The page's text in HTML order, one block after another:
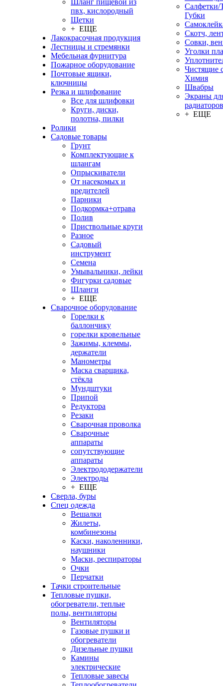
Шланг пищевой из
пвх, кислородный
Щетки
+ ЕЩЕ
Лакокрасочная продукция
Лестницы и стремянки
Мебельная фурнитура
Пожарное оборудование
Почтовые ящики,
ключницы
Резка и шлифование
Все для шлифовки
Круги, диски,
полотна, пилки
Ролики
Садовые товары
Грунт
Комплектующие к
шлангам
Опрыскиватели
От насекомых и
вредителей
Парники
Подкормка+отрава
Полив
Приствольные круги
Разное
Садовый
инструмент
Семена
Умывальники, лейки
Фигурки садовые
Шланги
+ ЕЩЕ
Сварочное оборудование
Горелки к
баллончику
горелки кровельные
Зажимы, клеммы,
держатели
Манометры
Маска сварщика,
стёкла
Мундштуки
Припой
Редуктора
Резаки
Сварочная проволка
Сварочные
аппараты
сопутствующие
аппараты
Электрододержатели
Электроды
+ ЕЩЕ
Сверла, буры
Спец одежда
Вешалки
Жилеты,
комбинезоны
Каски, наколенники,
наушники
Маски, респираторы
Очки
Перчатки
Тачки строительные
Тепловые пушки,
обогреватели, теплые
полы, вентиляторы
Вентиляторы
Газовые пушки и
обогреватели
Дизельные пушки
Камины
электрические
Тепловые завесы
Салфетки/
Губки
Скотч,
Совки,
Уголки
Чистящие
Химия
Швабры
Экраны
радиаторов
+ ЕЩЕ